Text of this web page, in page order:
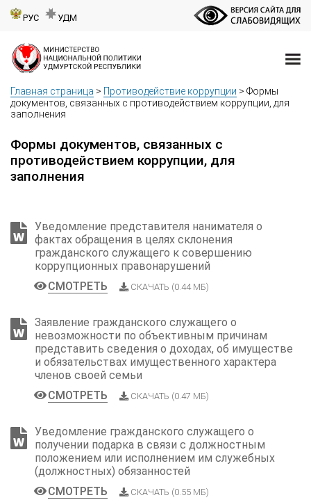
РУС УДМ
Главная страница > Противодействие коррупции > Формы
документов, связанных с противодействием коррупции, для
заполнения
Формы документов, связанных с
противодействием коррупции, для
заполнения
Уведомление представителя нанимателя о
фактах обращения в целях склонения
гражданского служащего к совершению
коррупционных правонарушений
СМОТРЕТЬ
СКАЧАТЬ (0.44 МБ)
Заявление гражданского служащего о
невозможности по объективным причинам
представить сведения о доходах, об имуществе
и обязательствах имущественного характера
членов своей семьи
СМОТРЕТЬ
СКАЧАТЬ (0.47 МБ)
Уведомление гражданского служащего о
получении подарка в связи с должностным
положением или исполнением им служебных
(должностных) обязанностей
СМОТРЕТЬ
СКАЧАТЬ (0.55 МБ)